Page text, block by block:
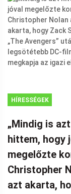
HÍRESSÉGEK
„Mindig is azt
hittem, hogy
megelőzte
Christopher
azt akarta,